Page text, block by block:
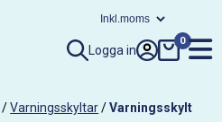
Logga in
0
/Varningsskyltar/Varningsskylt